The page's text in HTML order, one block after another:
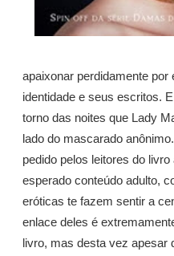
apaixonar perdidamente
identidade e seus escritos.
torno das noites que Lady
lado do mascarado
pedido pelos leitores do
esperado conteúdo adulto,
eróticas te fazem sentir a
enlace deles é
livro, mas desta vez